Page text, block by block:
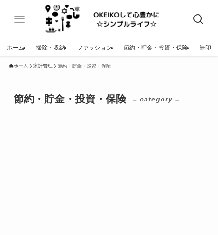
ホーム 掃除・収納 ファッション 節約・貯金・投資・保険 無印
ホーム 家計管理 節約・貯金・投資・保険
節約・貯金・投資・保険 – category –